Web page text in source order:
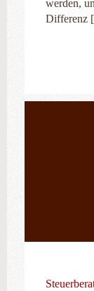
werden,
Differenz